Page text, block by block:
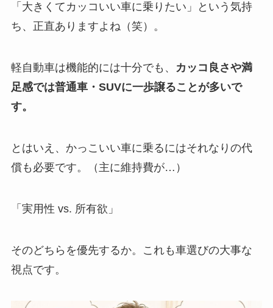
「大きくてカッコいい車に乗りたい」という気持
ち、正直ありますよね（笑）。
軽自動車は機能的には十分でも、
カッコ良さや満
足感では普通車・SUVに一歩譲ることが多いで
す。
とはいえ、かっこいい車に乗るにはそれなりの代
償も必要です。（主に維持費が…）
「実用性 vs. 所有欲」
そのどちらを優先するか。これも車選びの大事な
視点です。